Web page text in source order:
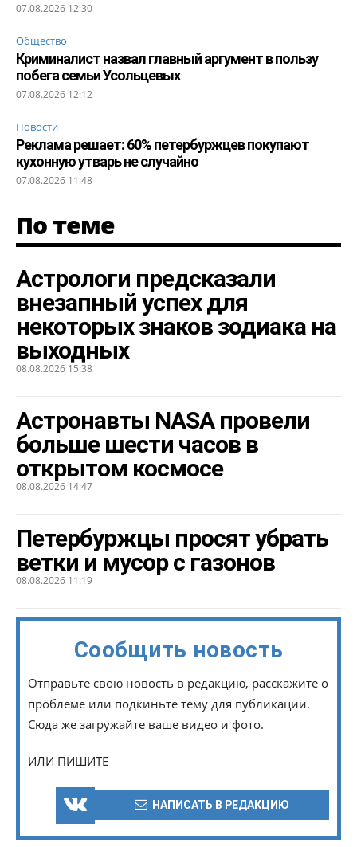
07.08.2026 12:30
Общество
Криминалист назвал главный аргумент в пользу
побега семьи Усольцевых
07.08.2026 12:12
Новости
Реклама решает: 60% петербуржцев покупают
кухонную утварь не случайно
07.08.2026 11:48
По теме
Астрологи предсказали
внезапный успех для
некоторых знаков зодиака на
выходных
08.08.2026 15:38
Астронавты NASA провели
больше шести часов в
открытом космосе
08.08.2026 14:47
Петербуржцы просят убрать
ветки и мусор с газонов
08.08.2026 11:19
Сообщить новость
Отправьте свою новость в редакцию, расскажите о
проблеме или подкиньте тему для публикации.
Сюда же загружайте ваше видео и фото.
ИЛИ ПИШИТЕ
НАПИСАТЬ В РЕДАКЦИЮ